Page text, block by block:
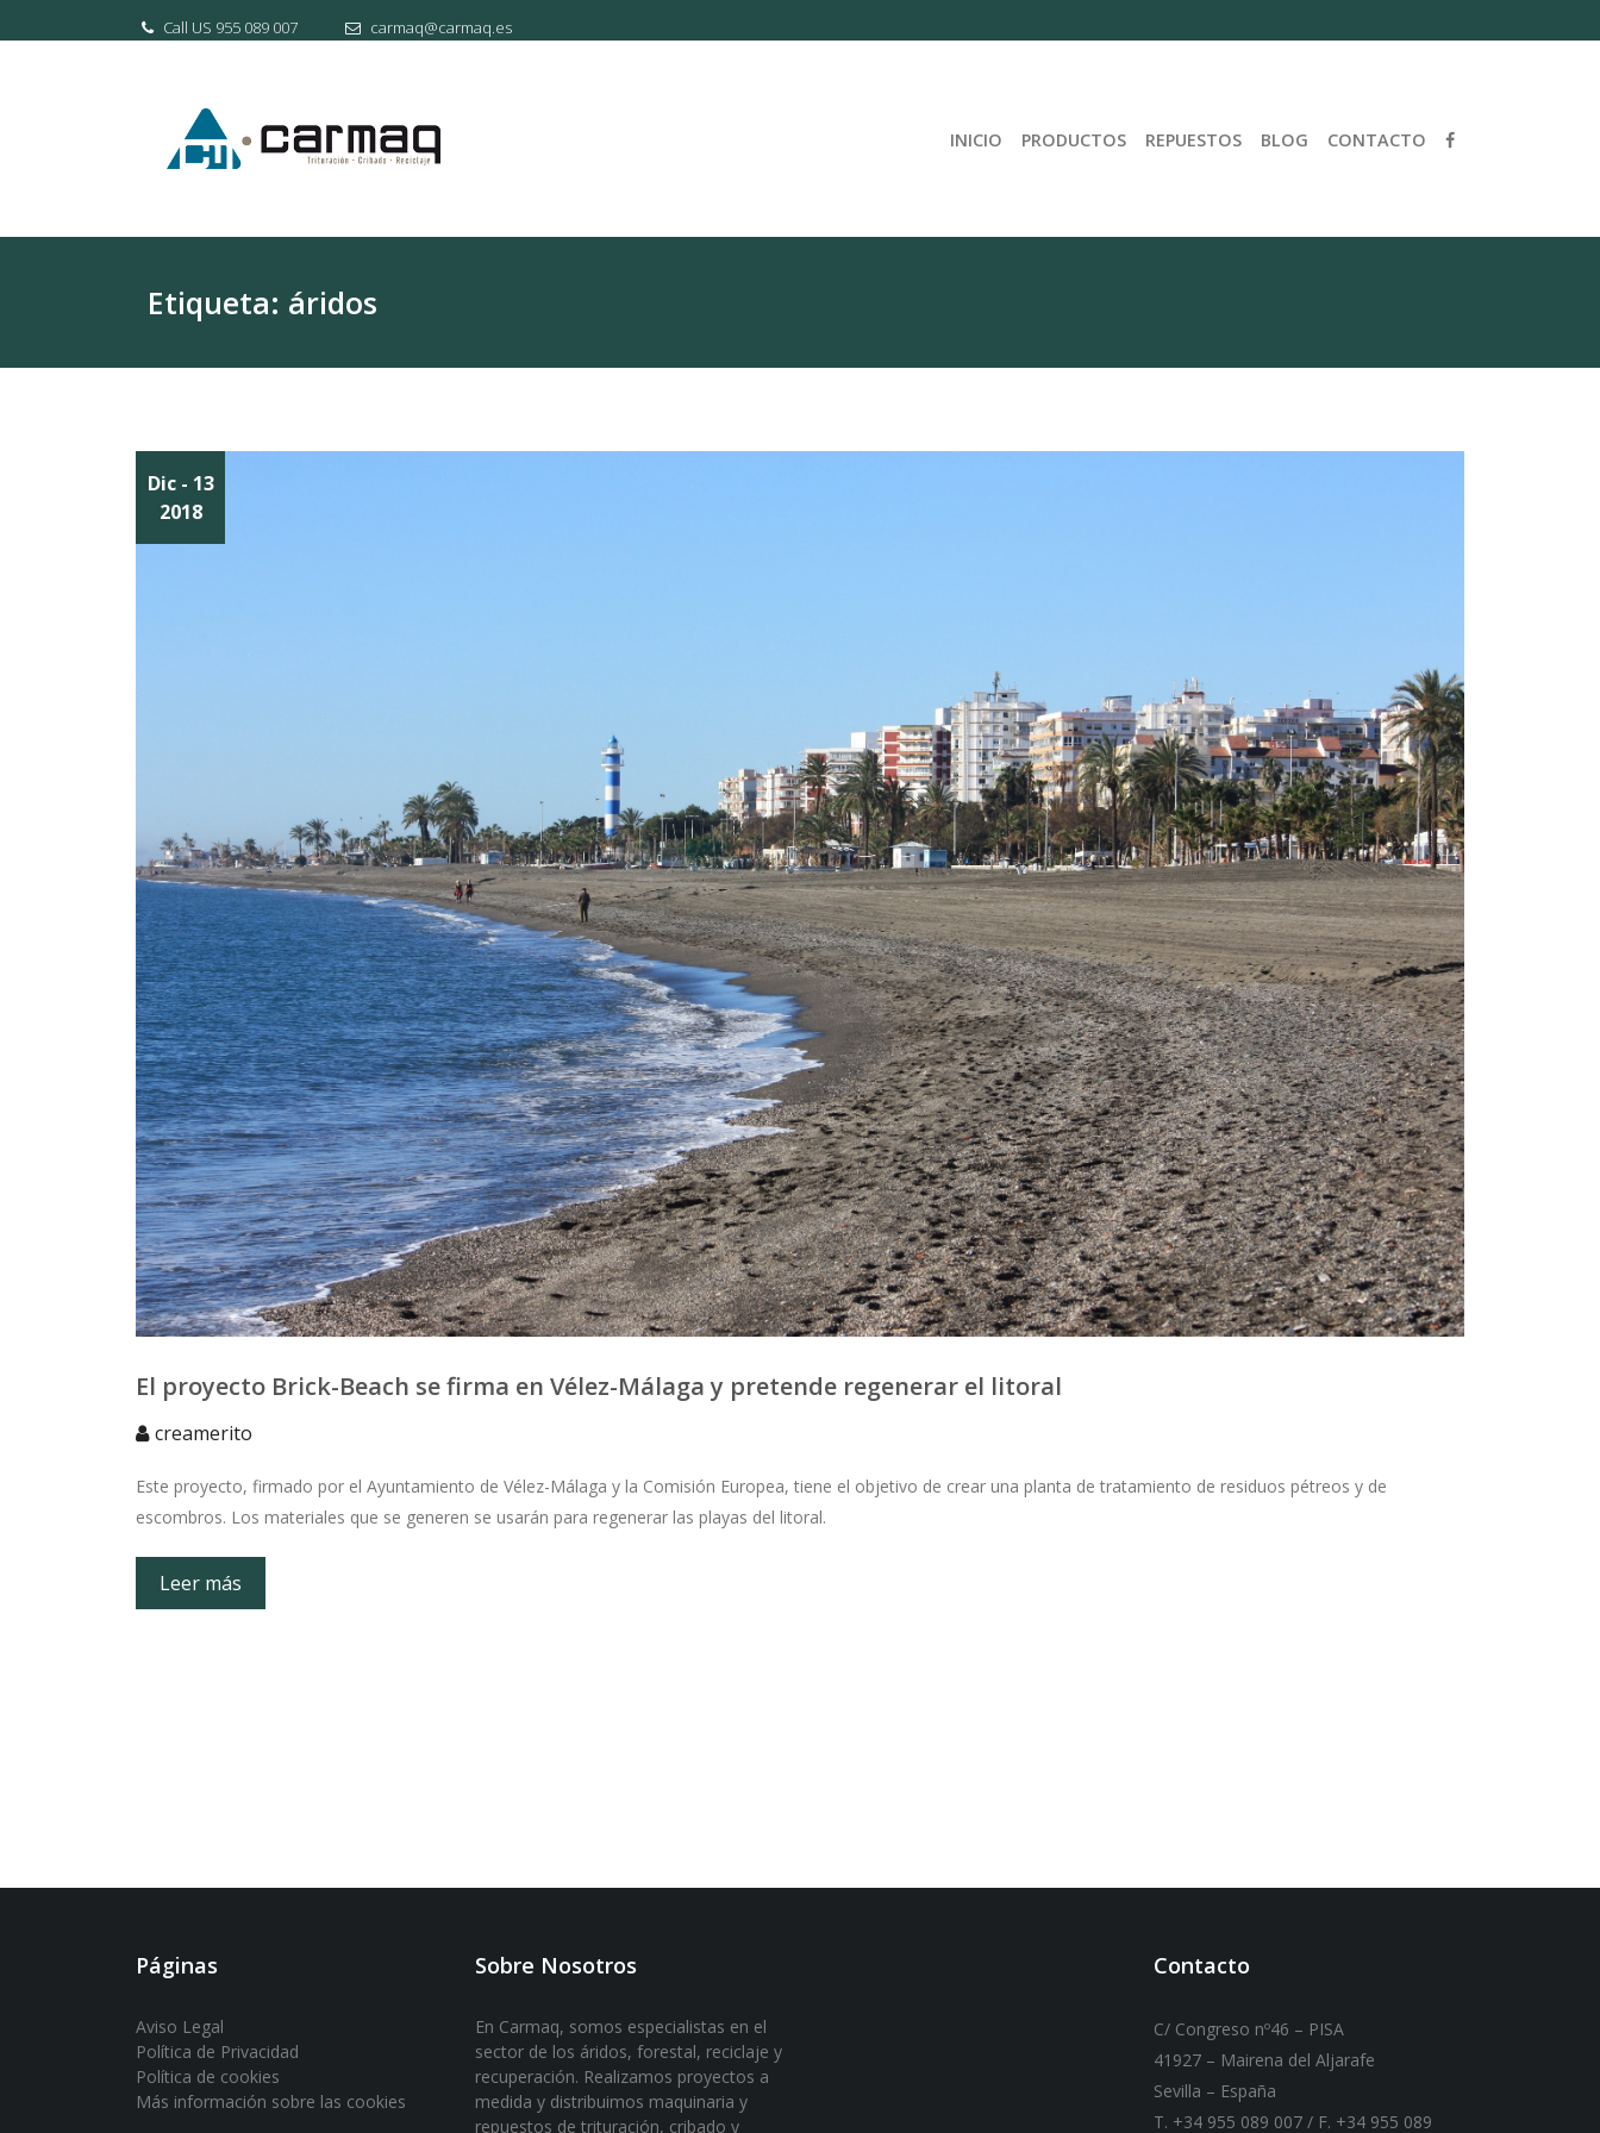
to
Call US 955 089 007 carmaq@carmaq.es
INICIO PRODUCTOS REPUESTOS BLOG CONTACTO
Etiqueta: áridos
Dic - 13
2018
El proyecto Brick-Beach se firma en Vélez-Málaga y pretende regenerar el litoral
creamerito
Este proyecto, firmado por el Ayuntamiento de Vélez-Málaga y la Comisión Europea, tiene el objetivo de crear una planta de tratamiento de residuos pétreos y de
escombros. Los materiales que se generen se usarán para regenerar las playas del litoral.
Leer más
Páginas
Aviso Legal
Política de Privacidad
Política de cookies
Más información sobre las cookies
Sobre Nosotros
En Carmaq, somos especialistas en el
sector de los áridos, forestal, reciclaje y
recuperación. Realizamos proyectos a
medida y distribuimos maquinaria y
repuestos de trituración, cribado y
Contacto
C/ Congreso nº46 – PISA
41927 – Mairena del Aljarafe
Sevilla – España
T. +34 955 089 007 / F. +34 955 089